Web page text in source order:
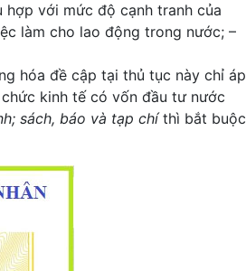
hợp với mức độ cạnh tranh của
làm cho lao động trong nước; –
hóa đề cập tại thủ tục này chỉ áp
kinh tế có vốn đầu tư nước
sách, báo và tạp chíthì bắt buộc